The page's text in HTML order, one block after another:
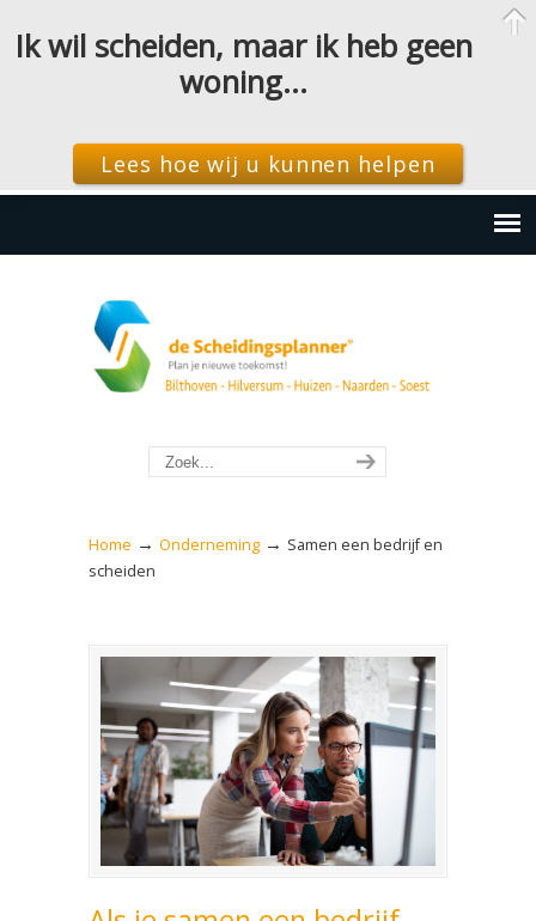
Home → Onderneming → Samen een bedrijf en
scheiden
Ik wil scheiden, maar ik heb geen
woning…
Lees hoe wij u kunnen helpen